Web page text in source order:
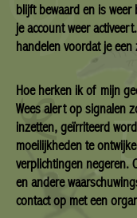
blijft bewaard en is
je account weer
handelen voordat je
Hoe herken ik of mijn
Wees alert op signalen
inzetten, geïrriteerd
moeilijkheden te
verplichtingen negeren.
en andere
contact op met een